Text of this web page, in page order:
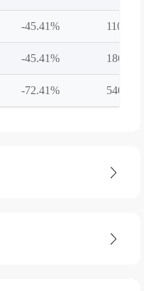
-45.41%
-45.41%
-72.41% 540.1%